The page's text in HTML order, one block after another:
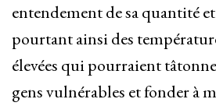
entendement de sa quantité
pourtant ainsi des
élevées qui pourraient
gens vulnérables et fonder à